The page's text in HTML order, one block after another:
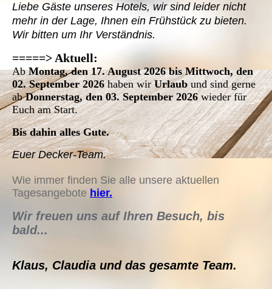
Liebe Gäste unseres Hotels, wir sind leider nicht
mehr in der Lage, Ihnen ein Frühstück zu bieten.
Wir bitten um Ihr Verständnis.
=====> Aktuell:
AbMontag, den 17. August 2026 bis Mittwoch, den
02. September 2026haben wirUrlaubund sind gerne
abDonnerstag, den 03. September 2026wieder für
Euch am Start.
Bis dahin alles Gute.
Euer Decker-Team.
Wie immer finden Sie alle unsere aktuellen
Tagesangebote hier.
Wir freuen uns auf Ihren Besuch, bis
bald...
Klaus, Claudia und das gesamte Team.